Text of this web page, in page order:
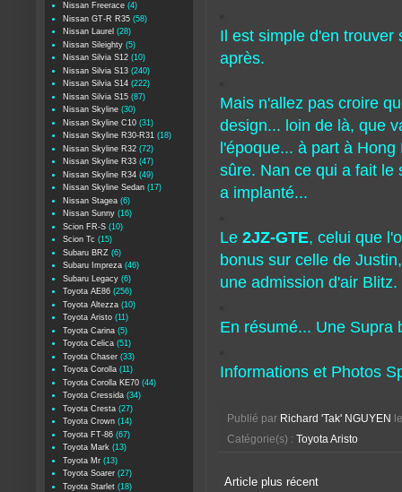
Il est simple d'en trouver
après.
Mais n'allez pas croire
design... loin de là, que
l'époque... à part à
sûre. Nan ce qui a fait le
a implanté...
Le 2JZ-GTE, celui que
bonus sur celle de
une admission d'air Blitz.
En résumé... Une Supra
Informations et Photos
Publié par Richard 'Tak' NGUYEN
Catégorie(s) :
Toyota Aristo
Article plus récent
Nissan Freerace (4)
Nissan GT-R R35 (58)
Nissan Laurel (28)
Nissan Sileighty (5)
Nissan Silvia S12 (10)
Nissan Silvia S13 (240)
Nissan Silvia S14 (222)
Nissan Silvia S15 (87)
Nissan Skyline (30)
Nissan Skyline C10 (31)
Nissan Skyline R30-R31 (18)
Nissan Skyline R32 (72)
Nissan Skyline R33 (47)
Nissan Skyline R34 (49)
Nissan Skyline Sedan (17)
Nissan Stagea (6)
Nissan Sunny (16)
Scion FR-S (10)
Scion Tc (15)
Subaru BRZ (6)
Subaru Impreza (46)
Subaru Legacy (6)
Toyota AE86 (256)
Toyota Altezza (10)
Toyota Aristo (11)
Toyota Carina (5)
Toyota Celica (51)
Toyota Chaser (33)
Toyota Corolla (11)
Toyota Corolla KE70 (44)
Toyota Cressida (34)
Toyota Cresta (27)
Toyota Crown (14)
Toyota FT-86 (67)
Toyota Mark (13)
Toyota Mr (13)
Toyota Soarer (27)
Toyota Starlet (18)